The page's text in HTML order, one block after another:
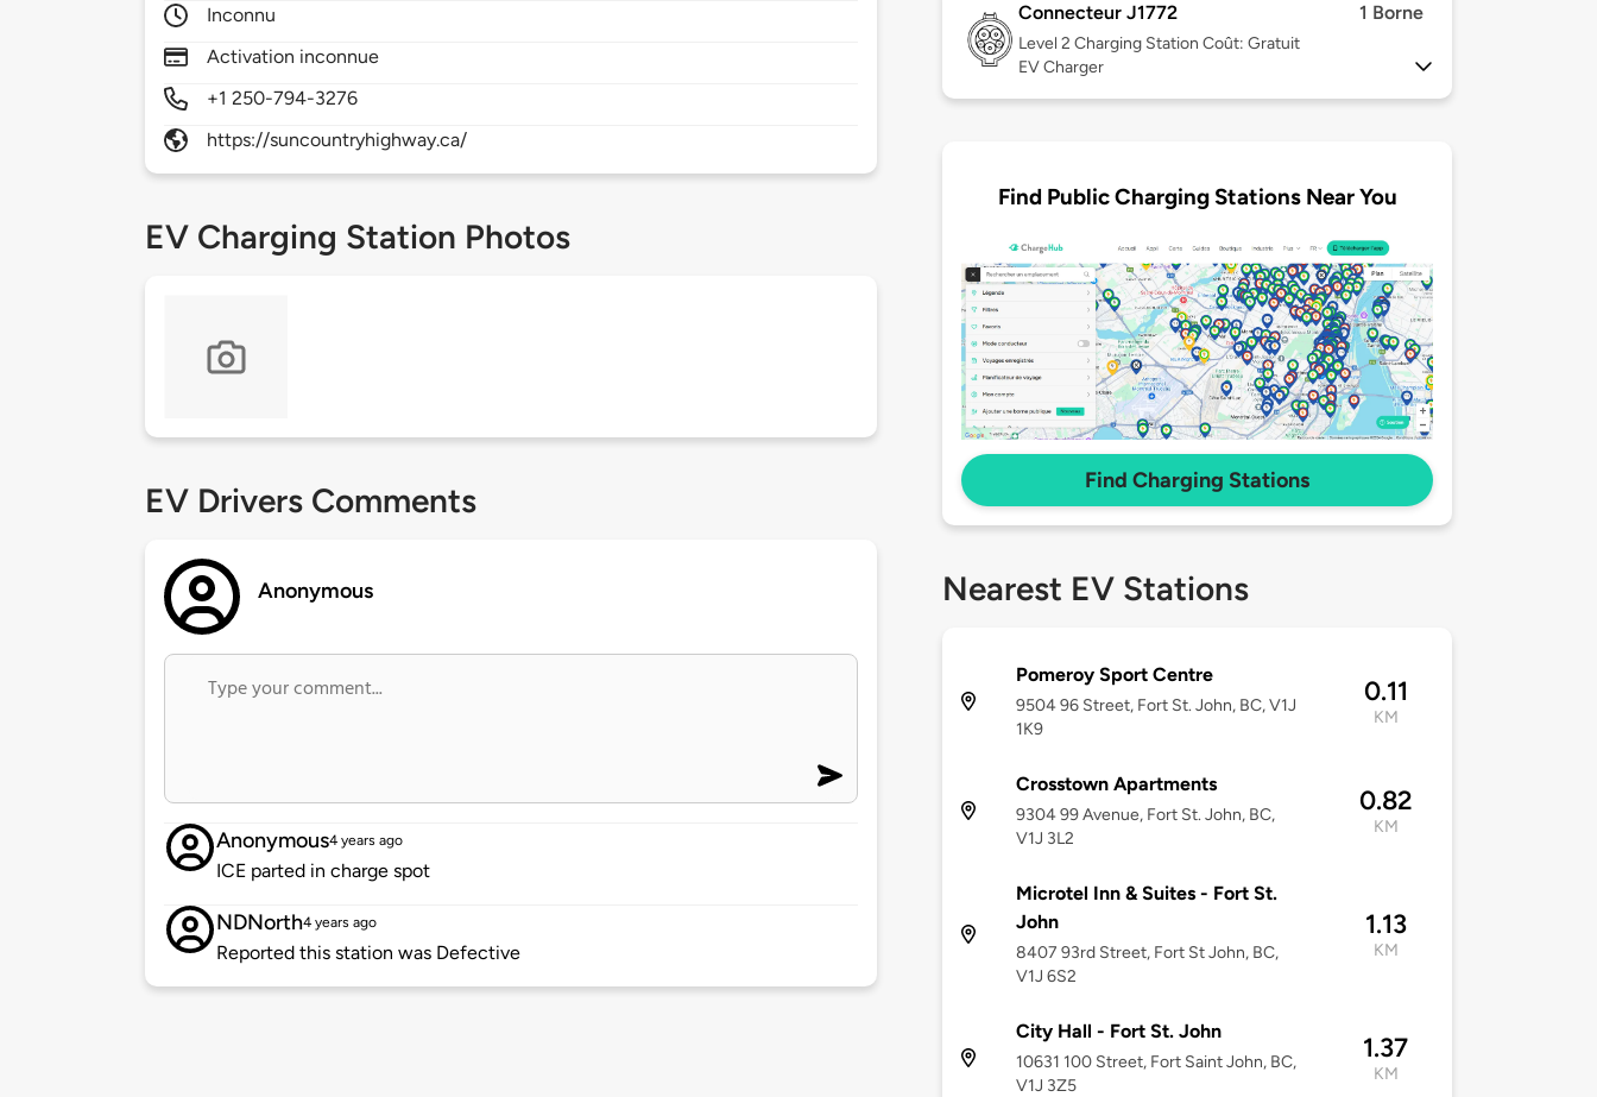
Inconnu
Activation inconnue
+1 250-794-3276
https://suncountryhighway.ca/
EV Charging Station Photos
EV Drivers Comments
Anonymous
Anonymous4 years ago
ICE parted in charge spot
NDNorth4 years ago
Reported this station was Defective
Connecteur J1772 1 Borne
Level 2 Charging Station Coût: Gratuit
EV Charger
Find Public Charging Stations Near You
Find Charging Stations
Nearest EV Stations
Pomeroy Sport Centre
9504 96 Street, Fort St. John, BC, V1J
1K9
0.11
KM
Crosstown Apartments
9304 99 Avenue, Fort St. John, BC,
V1J 3L2
0.82
KM
Microtel Inn & Suites - Fort St.
John
8407 93rd Street, Fort St John, BC,
V1J 6S2
1.13
KM
City Hall - Fort St. John
10631 100 Street, Fort Saint John, BC,
V1J 3Z5
1.37
KM